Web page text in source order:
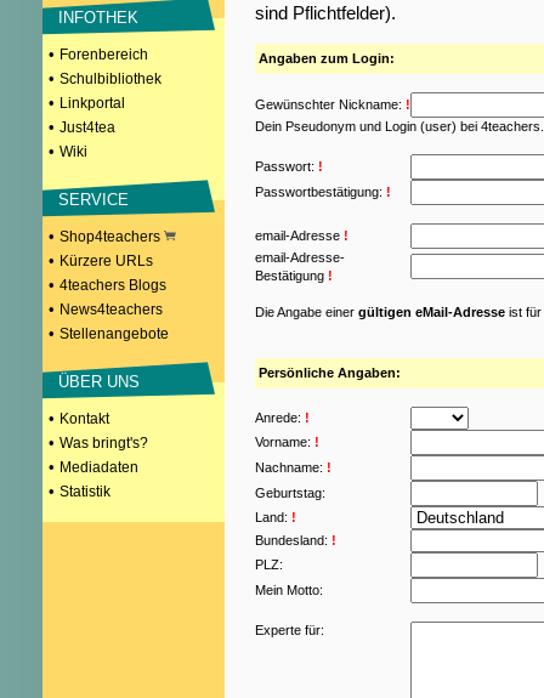
INFOTHEK
• Forenbereich
• Schulbibliothek
• Linkportal
• Just4tea
• Wiki
SERVICE
• Shop4teachers
• Kürzere URLs
• 4teachers Blogs
• News4teachers
• Stellenangebote
ÜBER UNS
• Kontakt
• Was bringt's?
• Mediadaten
• Statistik
sind Pflichtfelder).
Angaben zum Login:
Gewünschter Nickname: !
Dein Pseudonym und Login (user) bei
Passwort: !
Passwortbestätigung: !
email-Adresse !
email-Adresse-
Bestätigung !
Die Angabe einer gültigen eMail-Adresse ist für
Persönliche Angaben:
Anrede: !
Vorname: !
Nachname: !
Geburtstag:
Land: !
Bundesland: !
PLZ:
Mein Motto:
Experte für: